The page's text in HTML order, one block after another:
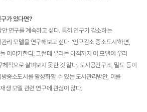
가 있다면?
연구를 계속하고 싶다. 특히 인구가 감소하는
리 모델을 연구해보고 싶다. ‘인구감소 중소도시’하면,
이야기한다. 그런데 우리는 아직까지 이 모델이 우리
적으로 살펴보지 못한 것 같다. 도시공간구조, 밀도 등이
중소도시를 활성화할 수 있는 도시관리방안, 이를
생 모델 관련 연구에 관심이 많다.